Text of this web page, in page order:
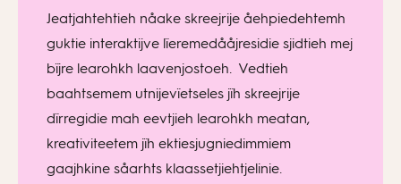
Jeatjahtehtieh nåake skreejrije åehpiedehtemh
guktie interaktijve lïeremedååjresidie sjidtieh mej
bïjre learohkh laavenjostoeh. Vedtieh
baahtsemem utnijevïetseles jïh skreejrije
dïrregidie mah eevtjieh learohkh meatan,
kreativiteetem jïh ektiesjugniedimmiem
gaajhkine såarhts klaassetjiehtjelinie.